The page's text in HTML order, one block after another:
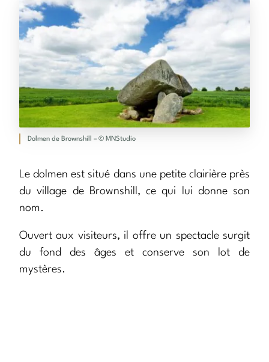
Dolmen de Brownshill – © MNStudio
Le dolmen est situé dans une petite clairière près
du village de Brownshill, ce qui lui donne son
nom.
Ouvert aux visiteurs, il offre un spectacle surgit
du fond des âges et conserve son lot de
mystères.